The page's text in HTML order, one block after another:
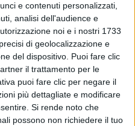
e contenuti personalizzati,
analisi dell'audience e
noi e i nostri 1733
di geolocalizzazione e
del dispositivo. Puoi fare clic
il trattamento per le
puoi fare clic per negare il
più dettagliate e modificare
Si rende noto che
possono non richiedere il tuo
imperdibili